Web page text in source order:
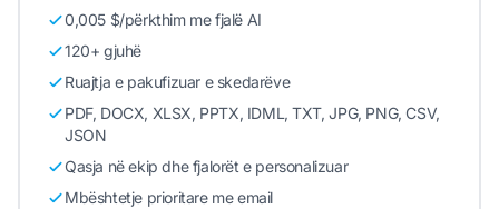
0,005 $/përkthim me fjalë AI
120+ gjuhë
Ruajtja e pakufizuar e skedarëve
PDF, DOCX, XLSX, PPTX, IDML, TXT, JPG, PNG, CSV,
JSON
Qasja në ekip dhe fjalorët e personalizuar
Mbështetje prioritare me email